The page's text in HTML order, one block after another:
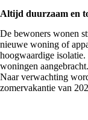
Altijd duurzaam en
De bewoners wonen
nieuwe woning of
hoogwaardige
woningen
Naar verwachting
zomervakantie van